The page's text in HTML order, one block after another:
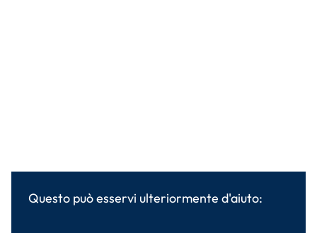
Questo può esservi ulteriormente d'aiuto: